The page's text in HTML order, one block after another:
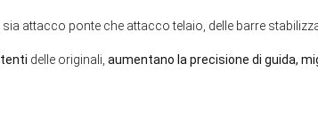
attacco ponte che attacco telaio, delle barre
delle originali,aumentano la precisione di guida,